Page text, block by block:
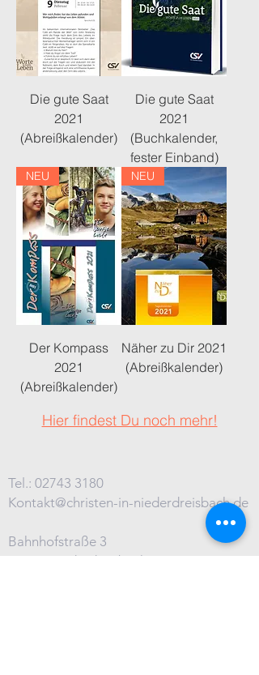
Die gute Saat
2021
(Abreißkalender)
Die gute Saat
2021
(Buchkalender,
fester Einband)
NEU
Der Kompass
2021
(Abreißkalender)
NEU
Näher zu Dir 2021
(Abreißkalender)
Hier findest Du noch mehr!
Tel.: 02743 3180
Kontakt@christen-in-niederdreisbach.de
Bahnhofstraße 3
57520 Niederdreisbach